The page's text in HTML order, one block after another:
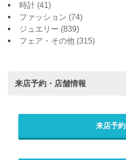
時計 (41)
ファッション (74)
ジュエリー (839)
フェア・その他 (315)
来店予約・店舗情報
来店予約